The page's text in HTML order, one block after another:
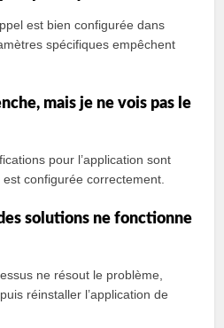
est bien configurée dans
spécifiques empêchent
mais je ne vois pas le
pour l’application sont
configurée correctement.
solutions ne fonctionne
ne résout le problème,
réinstaller l’application de